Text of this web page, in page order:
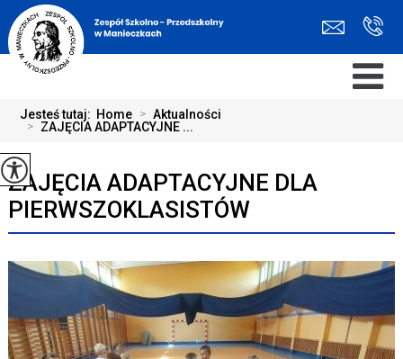
Jesteś tutaj: Home > Aktualności
> ZAJĘCIA ADAPTACYJNE ...
ZAJĘCIA ADAPTACYJNE DLA
PIERWSZOKLASISTÓW